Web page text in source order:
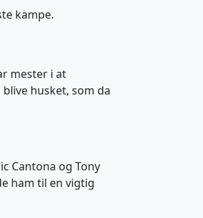
kampe.
mester i at
husket, som da
Cantona og Tony
ham til en vigtig